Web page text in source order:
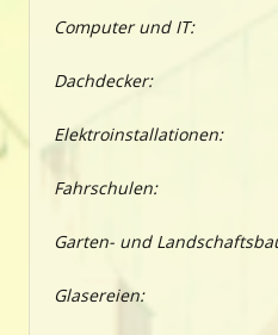
Computer und IT:
Dachdecker:
Elektroinstallationen:
Fahrschulen:
Garten- und
Glasereien: